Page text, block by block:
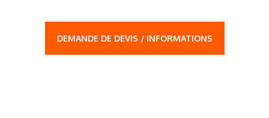
DEMANDE DE DEVIS / INFORMATIONS